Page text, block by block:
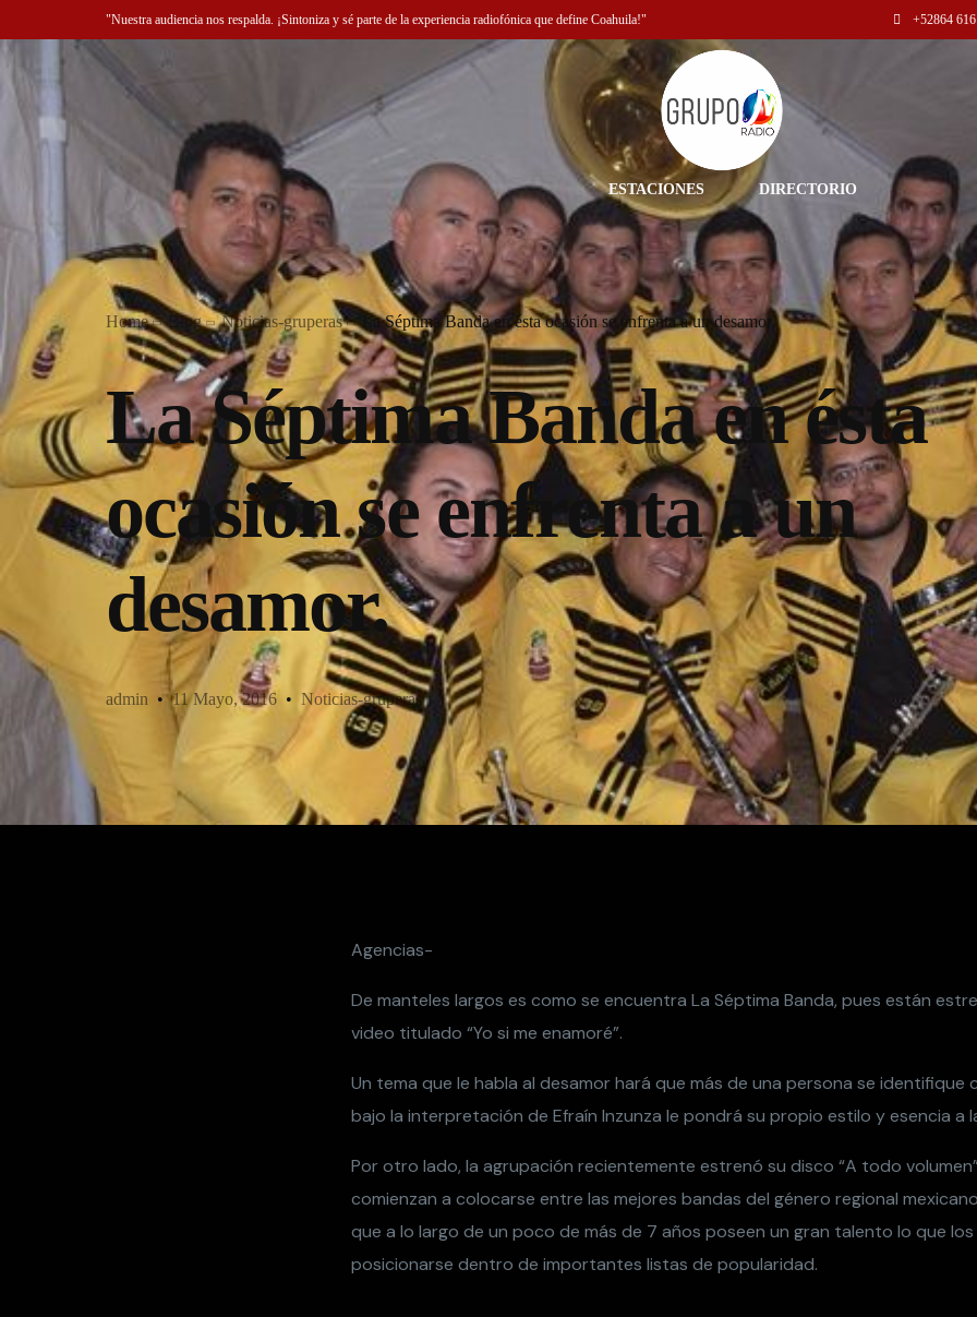
"Nuestra audiencia nos respalda. ¡Sintoniza y sé parte de la experiencia radiofónica que define Coahuila!" +52864
ESTACIONES DIRECTORIO
Home Blog Noticias-gruperas La Séptima Banda en ésta ocasión se enfrenta a un desamor.
La Séptima Banda en ésta
ocasión se enfrenta a un
desamor.
admin 11 Mayo, 2016 Noticias-gruperas
Agencias-
De manteles largos es como se encuentra La Séptima Banda, pues están
video titulado “Yo si me enamoré”.
Un tema que le habla al desamor hará que más de una persona se identifique
bajo la interpretación de Efraín Inzunza le pondrá su propio estilo y esencia a
Por otro lado, la agrupación recientemente estrenó su disco “A todo
comienzan a colocarse entre las mejores bandas del género regional
que a lo largo de un poco de más de 7 años poseen un gran talento lo que los
posicionarse dentro de importantes listas de popularidad.